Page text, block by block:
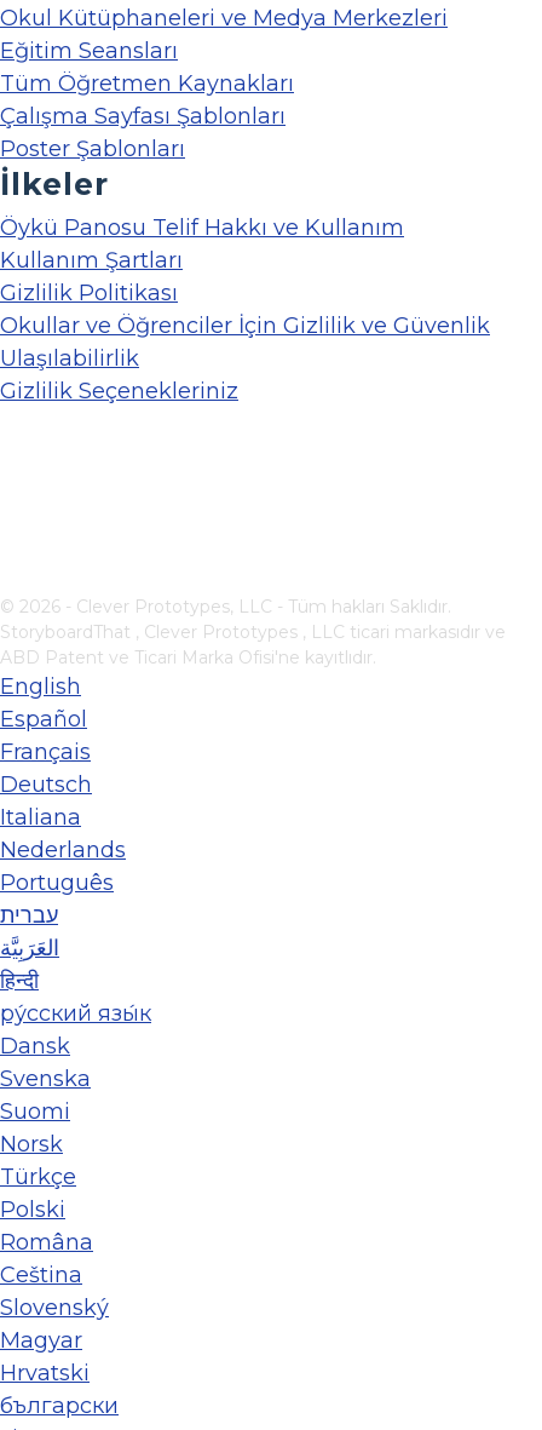
Okul Kütüphaneleri ve Medya Merkezleri
Eğitim Seansları
Tüm Öğretmen Kaynakları
Çalışma Sayfası Şablonları
Poster Şablonları
İlkeler
Öykü Panosu Telif Hakkı ve Kullanım
Kullanım Şartları
Gizlilik Politikası
Okullar ve Öğrenciler İçin Gizlilik ve Güvenlik
Ulaşılabilirlik
Gizlilik Seçenekleriniz
© 2026 - Clever Prototypes, LLC - Tüm hakları Saklıdır.
StoryboardThat , Clever Prototypes , LLC ticari markasıdır ve
ABD Patent ve Ticari Marka Ofisi'ne kayıtlıdır.
English
Español
Français
Deutsch
Italiana
Nederlands
Português
עברית
العَرَبِيَّة
हिन्दी
ру́сский язы́к
Dansk
Svenska
Suomi
Norsk
Türkçe
Polski
Româna
Ceština
Slovenský
Magyar
Hrvatski
български